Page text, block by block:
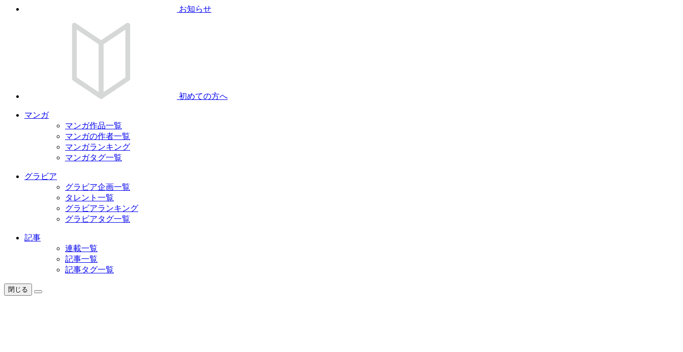
お知らせ
初めての方へ
マンガ
マンガ作品一覧
マンガの作者一覧
マンガランキング
マンガタグ一覧
グラビア
グラビア企画一覧
タレント一覧
グラビアランキング
グラビアタグ一覧
記事
連載一覧
記事一覧
記事タグ一覧
閉じる